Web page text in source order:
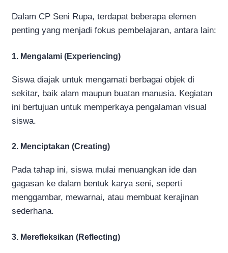
Dalam CP Seni Rupa, terdapat beberapa elemen
penting yang menjadi fokus pembelajaran, antara lain:
1. Mengalami (Experiencing)
Siswa diajak untuk mengamati berbagai objek di
sekitar, baik alam maupun buatan manusia. Kegiatan
ini bertujuan untuk memperkaya pengalaman visual
siswa.
2. Menciptakan (Creating)
Pada tahap ini, siswa mulai menuangkan ide dan
gagasan ke dalam bentuk karya seni, seperti
menggambar, mewarnai, atau membuat kerajinan
sederhana.
3. Merefleksikan (Reflecting)